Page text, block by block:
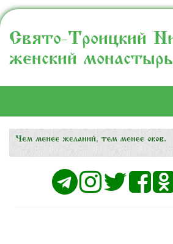
Свято-Троицкий
женский монастырь